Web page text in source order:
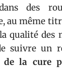
des
au même
qualité des
suivre un
la cure